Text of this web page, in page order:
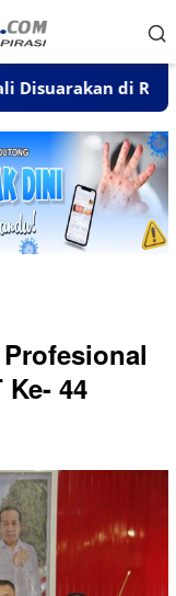
Reses Mastulah
44